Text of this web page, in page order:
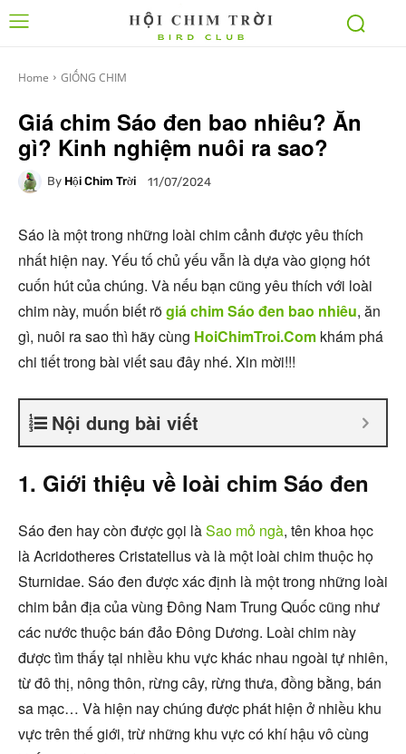
Home GIỐNG CHIM
Giá chim Sáo đen bao nhiêu? Ăn
gì? Kinh nghiệm nuôi ra sao?
By Hội Chim Trời 11/07/2024
Sáo là một trong những loài chim cảnh được yêu thích
nhất hiện nay. Yếu tố chủ yếu vẫn là dựa vào giọng hót
cuốn hút của chúng. Và nếu bạn cũng yêu thích với loài
chim này, muốn biết rõgiá chim Sáo đen bao nhiêu, ăn
gì, nuôi ra sao thì hãy cùng HoiChimTroi.Com khám phá
chi tiết trong bài viết sau đây nhé. Xin mời!!!
Nội dung bài viết
1. Giới thiệu về loài chim Sáo đen
Sáo đen hay còn được gọi làSao mỏ ngà, tên khoa học
là Acridotheres Cristatellus và là một loài chim thuộc họ
Sturnidae. Sáo đen được xác định là một trong những loài
chim bản địa của vùng Đông Nam Trung Quốc cũng như
các nước thuộc bán đảo Đông Dương. Loài chim này
được tìm thấy tại nhiều khu vực khác nhau ngoài tự nhiên,
từ đô thị, nông thôn, rừng cây, rừng thưa, đồng bằng, bán
sa mạc… Và hiện nay chúng được phát hiện ở nhiều khu
vực trên thế giới, trừ những khu vực có khí hậu vô cùng